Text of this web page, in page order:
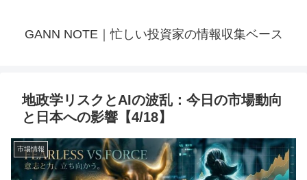
GANN NOTE｜忙しい投資家の情報収集ベース
地政学リスクとAIの波乱：今日の市場動向
と日本への影響【4/18】
市場情報